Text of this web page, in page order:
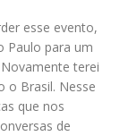
esse evento,
Paulo para um
terei
o Brasil. Nesse
que nos
de